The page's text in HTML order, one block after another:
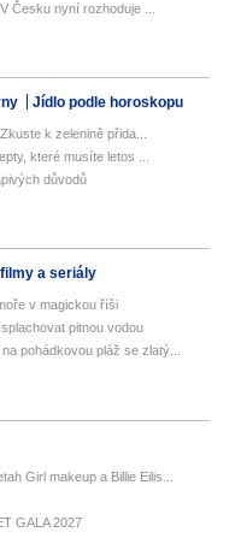
Česku nyní rozhoduje ...
Jídlo podle horoskopu
k zelenině přida...
které musíte letos ...
důvodů
a seriály
v magickou říši
pitnou vodou
pohádkovou pláž se zlatý...
Girl makeup a Billie Eilis...
GALA 2027